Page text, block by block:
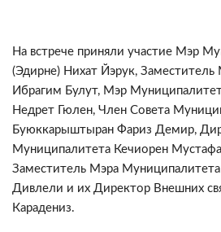
Нa встрече приняли участие Мэр
(Эдирне) Нихат Йэрук,
Ибрагим Булут, Мэр
Недрет Гюлен, Член Совета
Буюккарыштыран Фариз Демир,
Муниципалитета Кечиорен
Заместитель Мэрa
Дивлели и их Директор Внешних
Карадениз.